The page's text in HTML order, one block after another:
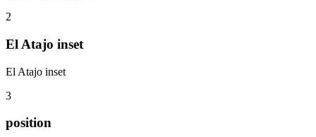
2
El Atajo inset
El Atajo inset
3
position